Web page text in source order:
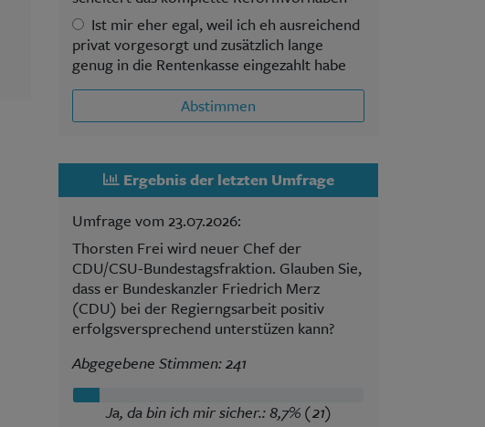
Ist mir eher egal, weil ich eh ausreichend
privat vorgesorgt und zusätzlich lange
genug in die Rentenkasse eingezahlt habe
Abstimmen
Ergebnis der letzten Umfrage
Umfrage vom 23.07.2026:
Thorsten Frei wird neuer Chef der
CDU/CSU-Bundestagsfraktion. Glauben Sie,
dass er Bundeskanzler Friedrich Merz
(CDU) bei der Regierngsarbeit positiv
erfolgsversprechend unterstüzen kann?
Abgegebene Stimmen: 241
Ja, da bin ich mir sicher.: 8,7% (21)